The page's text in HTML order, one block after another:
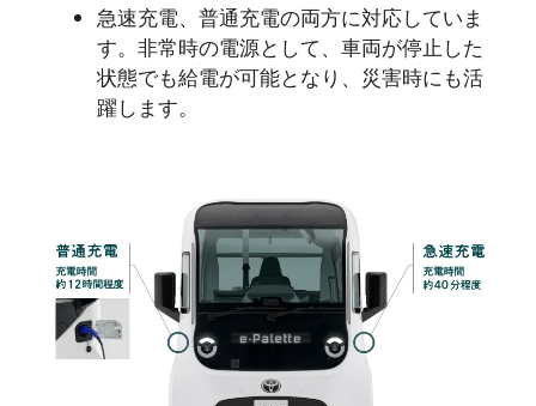
急速充電、普通充電の両方に対応していま
す。非常時の電源として、車両が停止した
状態でも給電が可能となり、災害時にも活
躍します。